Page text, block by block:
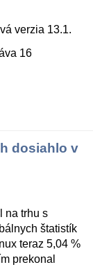
verzia 13.1.
16
dosiahlo v
na trhu s
štatistík
teraz 5,04 %
prekonal